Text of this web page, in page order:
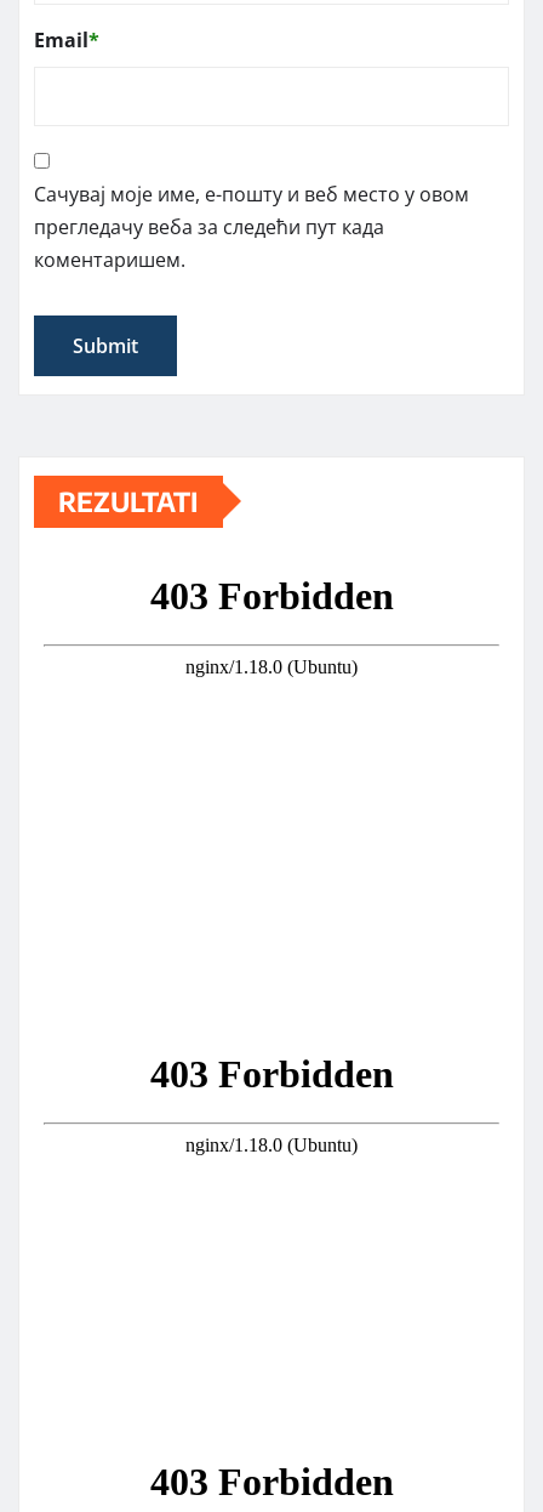
Email*
Сачувај моје име, е-пошту и веб место у овом
прегледачу веба за следећи пут када
коментаришем.
REZULTATI